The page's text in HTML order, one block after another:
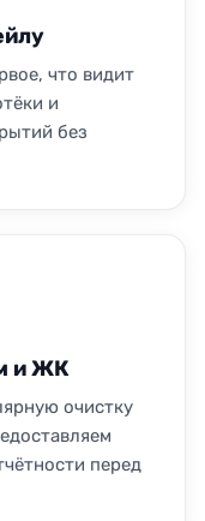
что видит
и
без
и ЖК
очистку
перед